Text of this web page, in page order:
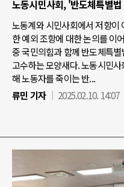
노동시민사회, '반도체특별
노동계와 시민사회에서 저항이
한 예외 조항에 대한 논의를 이
중 국민의힘과 함께 반도체특
고수하는 모양새다. 노동시민
해 노동자를 죽이는 반...
류민 기자
2025.02.10. 14:07